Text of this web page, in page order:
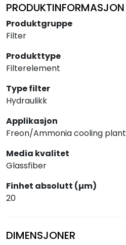
PRODUKTINFORMASJON
Produktgruppe
Filter
Produkttype
Filterelement
Type filter
Hydraulikk
Applikasjon
Freon/Ammonia cooling plant
Media kvalitet
Glassfiber
Finhet absolutt (µm)
20
DIMENSJONER